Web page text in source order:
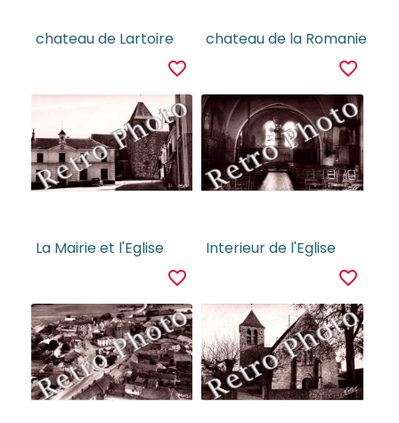
chateau de Lartoire
favorite_border
chateau de la Romanie
favorite_border
La Mairie et l'Eglise
favorite_border
Interieur de l'Eglise
favorite_border